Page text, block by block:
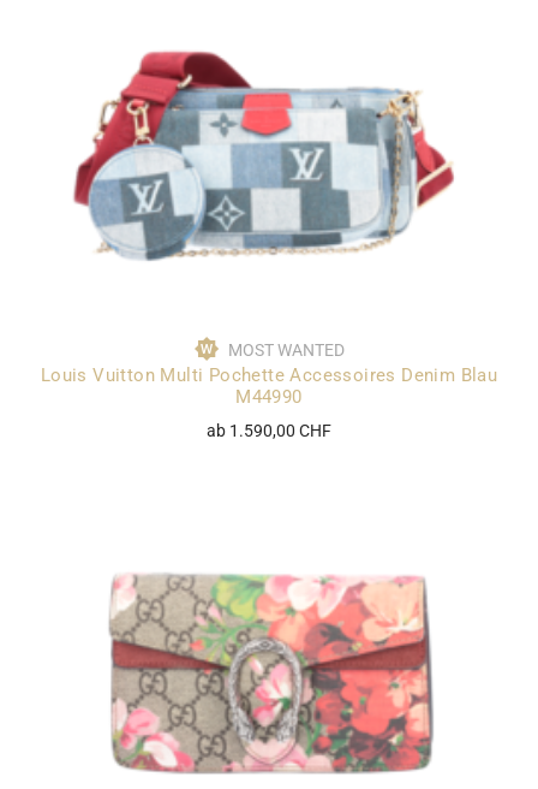
MOST WANTED
Louis Vuitton Multi Pochette Accessoires Denim Blau
M44990
ab 1.590,00 CHF